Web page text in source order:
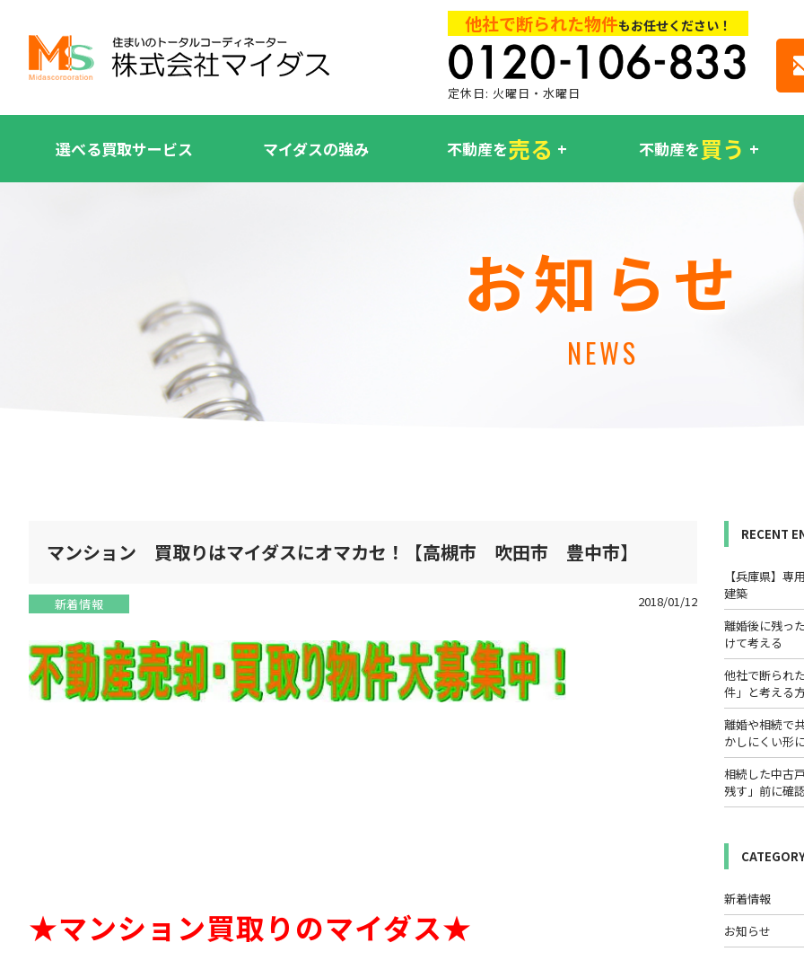
他社で断られた物件もお任せください！
定休日: 火曜日・水曜日
選べる買取サービス マイダスの強み 不動産を売る 不動産を買う
お知らせ
NEWS
マンション 買取りはマイダスにオマカセ！【高槻市 吹田市 豊中市】
新着情報 2018/01/12
★マンション買取りのマイダス★
RECENT
【兵庫県】
建築
離婚後に残っ
けて考える
他社で断られ
件」と考える
離婚や相続で
かしにくい形
相続した中古
残す」前に確
新着情報
お知らせ